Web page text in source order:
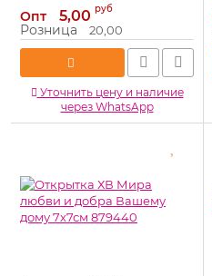
Артикул: 879441
Опт 5,00 руб
Розница 20,00
Уточнить цену и наличие
через WhatsApp